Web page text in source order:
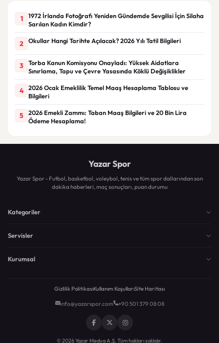
1
1972 İrlanda Fotoğrafı Yeniden Gündemde Sevgilisi İçin Silaha
Sarılan Kadın Kimdir?
2 Okullar Hangi Tarihte Açılacak? 2026 Yılı Tatil Bilgileri
3
Torba Kanun Komisyonu Onayladı: Yüksek Aidatlara
Sınırlama, Tapu ve Çevre Yasasında Köklü Değişiklikler
4
2026 Ocak Emeklilik Temel Maaş Hesaplama Tablosu ve
Bilgileri
5
2026 Emekli Zammı: Taban Maaş Bilgileri ve 20 Bin Lira
Ödeme Hesaplama!
Yazar Spor
Yazar Spor - Futbol, basketbol, voleybol, tenis ve tüm spor dallarından son
dakika haberleri, maç sonuçları, puan durumu
Kategoriler
Servisler
Kurumsal
Gizlilik PolitikasıKullanım KoşullarıSite Haritası
info@yazarspor.com +90 501 379 08 08
© 2026 Yazar Medya A.Ş. Tüm hakları saklıdır.